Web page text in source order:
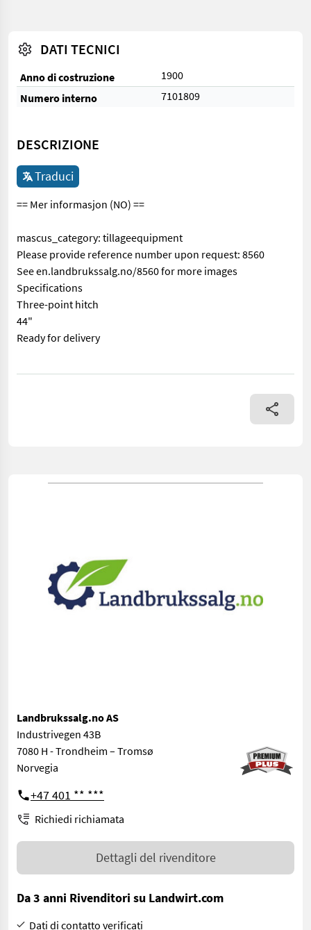
DATI TECNICI
Anno di costruzione
1900
Numero interno
7101809
DESCRIZIONE
Traduci
== Mer informasjon (NO) ==
mascus_category: tillageequipment
Please provide reference number upon request: 8560
See en.landbrukssalg.no/8560 for more images
Specifications
Three-point hitch
44"
Ready for delivery
== Mer informasjon (NO) == mascus_category:
Landbrukssalg.no AS
Industrivegen 43B
7080 H - Trondheim – Tromsø
Norvegia
+47 401 ** ***
Richiedi richiamata
Dettagli del rivenditore
Da 3 anni Rivenditori su Landwirt.com
Dati di contatto verificati